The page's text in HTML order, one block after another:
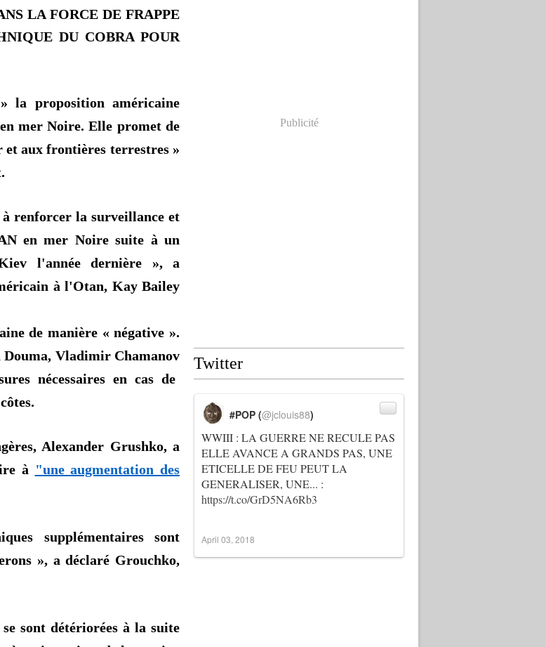
LA FORCE DE FRAPPE
DU COBRA POUR
la proposition américaine
mer Noire. Elle promet de
et aux frontières terrestres »
renforcer la surveillance et
en mer Noire suite à un
l'année dernière », a
à l'Otan, Kay Bailey
de manière « négative ».
Douma, Vladimir Chamanov
nécessaires en cas de
Alexander Grushko, a
à "une augmentation des
supplémentaires sont
», a déclaré Grouchko,
sont détériorées à la suite
Publicité
Twitter
WWIII : LA GUERRE NE RECULE PAS
ELLE AVANCE A GRANDS PAS, UNE
ETICELLE DE FEU PEUT LA
GENERALISER, UNE... :
https://t.co/GrD5NA6Rb3
#POP (@jclouis88)
April 03, 2018